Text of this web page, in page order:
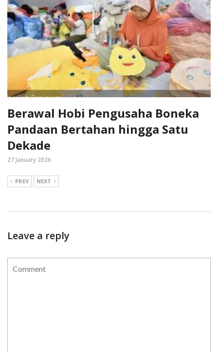
Berawal Hobi Pengusaha Boneka
Pandaan Bertahan hingga Satu
Dekade
27 January 2026
PREV NEXT
Leave a reply